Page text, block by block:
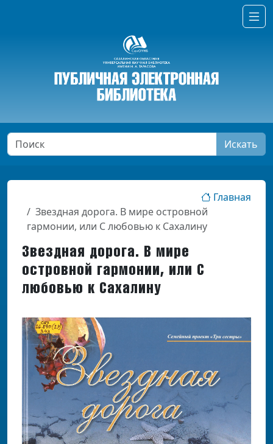
Искать
Главная
Звездная дорога. В мире островной
гармонии, или С любовью к Сахалину
Звездная дорога. В мире
островной гармонии, или С
любовью к Сахалину